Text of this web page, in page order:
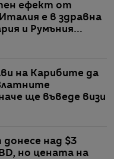
ефект от
е в здравна
и Румъния
на Карибите да
ще въведе визи
над $3
но цената на